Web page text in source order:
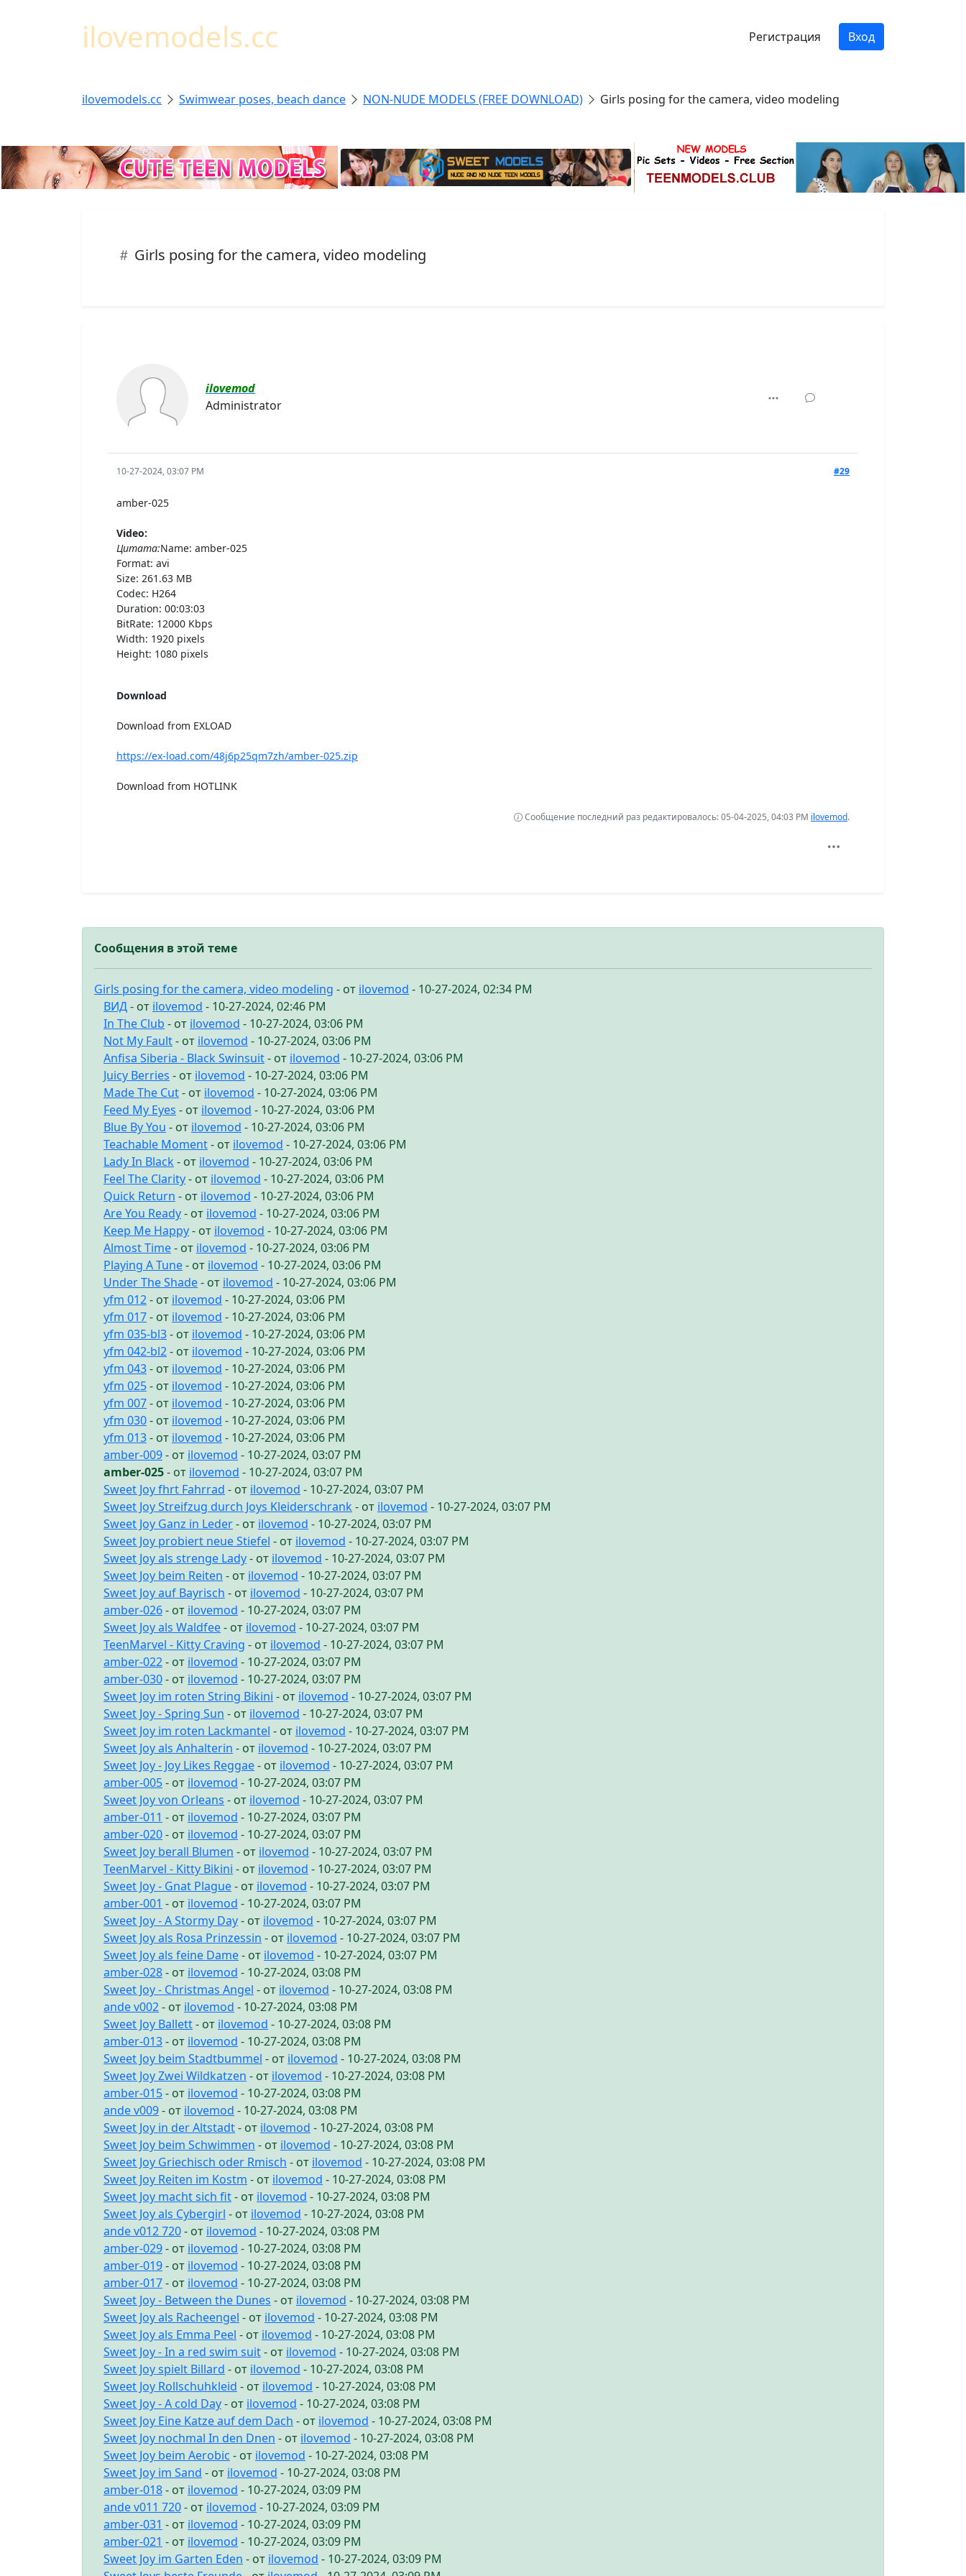
ilovemodels.cc Регистрация Вход
ilovemodels.cc Swimwear poses, beach dance NON-NUDE MODELS (FREE DOWNLOAD) Girls posing for the camera, video modeling
Girls posing for the camera, video modeling
ilovemod
Administrator
10-27-2024, 03:07 PM #29
amber-025
Video:
Цитата:Name: amber-025
Format: avi
Size: 261.63 MB
Codec: H264
Duration: 00:03:03
BitRate: 12000 Kbps
Width: 1920 pixels
Height: 1080 pixels
Download
Download from EXLOAD
https://ex-load.com/48j6p25qm7zh/amber-025.zip
Download from HOTLINK
Сообщение последний раз редактировалось: 05-04-2025, 04:03 PM ilovemod.
Сообщения в этой теме
Girls posing for the camera, video modeling - от ilovemod - 10-27-2024, 02:34 PM
ВИД- от ilovemod - 10-27-2024, 02:46 PM
In The Club - от ilovemod - 10-27-2024, 03:06 PM
Not My Fault- от ilovemod - 10-27-2024, 03:06 PM
Anfisa Siberia - Black Swinsuit- от ilovemod - 10-27-2024, 03:06 PM
Juicy Berries - от ilovemod - 10-27-2024, 03:06 PM
Made The Cut- от ilovemod - 10-27-2024, 03:06 PM
Feed My Eyes - от ilovemod - 10-27-2024, 03:06 PM
Blue By You - от ilovemod - 10-27-2024, 03:06 PM
Teachable Moment- от ilovemod - 10-27-2024, 03:06 PM
Lady In Black - от ilovemod - 10-27-2024, 03:06 PM
Feel The Clarity- от ilovemod - 10-27-2024, 03:06 PM
Quick Return - от ilovemod - 10-27-2024, 03:06 PM
Are You Ready- от ilovemod - 10-27-2024, 03:06 PM
Keep Me Happy- от ilovemod - 10-27-2024, 03:06 PM
Almost Time- от ilovemod - 10-27-2024, 03:06 PM
Playing A Tune- от ilovemod - 10-27-2024, 03:06 PM
Under The Shade- от ilovemod - 10-27-2024, 03:06 PM
yfm 012- от ilovemod - 10-27-2024, 03:06 PM
yfm 017- от ilovemod - 10-27-2024, 03:06 PM
yfm 035-bl3- от ilovemod - 10-27-2024, 03:06 PM
yfm 042-bl2- от ilovemod - 10-27-2024, 03:06 PM
yfm 043- от ilovemod - 10-27-2024, 03:06 PM
yfm 025- от ilovemod - 10-27-2024, 03:06 PM
yfm 007- от ilovemod - 10-27-2024, 03:06 PM
yfm 030- от ilovemod - 10-27-2024, 03:06 PM
yfm 013- от ilovemod - 10-27-2024, 03:06 PM
amber-009- от ilovemod - 10-27-2024, 03:07 PM
amber-025- от ilovemod - 10-27-2024, 03:07 PM
Sweet Joy fhrt Fahrrad - от ilovemod - 10-27-2024, 03:07 PM
Sweet Joy Streifzug durch Joys Kleiderschrank - от ilovemod - 10-27-2024, 03:07 PM
Sweet Joy Ganz in Leder- от ilovemod - 10-27-2024, 03:07 PM
Sweet Joy probiert neue Stiefel - от ilovemod - 10-27-2024, 03:07 PM
Sweet Joy als strenge Lady- от ilovemod - 10-27-2024, 03:07 PM
Sweet Joy beim Reiten - от ilovemod - 10-27-2024, 03:07 PM
Sweet Joy auf Bayrisch - от ilovemod - 10-27-2024, 03:07 PM
amber-026- от ilovemod - 10-27-2024, 03:07 PM
Sweet Joy als Waldfee- от ilovemod - 10-27-2024, 03:07 PM
TeenMarvel - Kitty Craving - от ilovemod - 10-27-2024, 03:07 PM
amber-022- от ilovemod - 10-27-2024, 03:07 PM
amber-030- от ilovemod - 10-27-2024, 03:07 PM
Sweet Joy im roten String Bikini - от ilovemod - 10-27-2024, 03:07 PM
Sweet Joy - Spring Sun - от ilovemod - 10-27-2024, 03:07 PM
Sweet Joy im roten Lackmantel - от ilovemod - 10-27-2024, 03:07 PM
Sweet Joy als Anhalterin - от ilovemod - 10-27-2024, 03:07 PM
Sweet Joy - Joy Likes Reggae- от ilovemod - 10-27-2024, 03:07 PM
amber-005- от ilovemod - 10-27-2024, 03:07 PM
Sweet Joy von Orleans - от ilovemod - 10-27-2024, 03:07 PM
amber-011 - от ilovemod - 10-27-2024, 03:07 PM
amber-020- от ilovemod - 10-27-2024, 03:07 PM
Sweet Joy berall Blumen - от ilovemod - 10-27-2024, 03:07 PM
TeenMarvel - Kitty Bikini - от ilovemod - 10-27-2024, 03:07 PM
Sweet Joy - Gnat Plague- от ilovemod - 10-27-2024, 03:07 PM
amber-001 - от ilovemod - 10-27-2024, 03:07 PM
Sweet Joy - A Stormy Day- от ilovemod - 10-27-2024, 03:07 PM
Sweet Joy als Rosa Prinzessin - от ilovemod - 10-27-2024, 03:07 PM
Sweet Joy als feine Dame- от ilovemod - 10-27-2024, 03:07 PM
amber-028- от ilovemod - 10-27-2024, 03:08 PM
Sweet Joy - Christmas Angel - от ilovemod - 10-27-2024, 03:08 PM
ande v002- от ilovemod - 10-27-2024, 03:08 PM
Sweet Joy Ballett- от ilovemod - 10-27-2024, 03:08 PM
amber-013- от ilovemod - 10-27-2024, 03:08 PM
Sweet Joy beim Stadtbummel - от ilovemod - 10-27-2024, 03:08 PM
Sweet Joy Zwei Wildkatzen - от ilovemod - 10-27-2024, 03:08 PM
amber-015- от ilovemod - 10-27-2024, 03:08 PM
ande v009- от ilovemod - 10-27-2024, 03:08 PM
Sweet Joy in der Altstadt- от ilovemod - 10-27-2024, 03:08 PM
Sweet Joy beim Schwimmen - от ilovemod - 10-27-2024, 03:08 PM
Sweet Joy Griechisch oder Rmisch - от ilovemod - 10-27-2024, 03:08 PM
Sweet Joy Reiten im Kostm - от ilovemod - 10-27-2024, 03:08 PM
Sweet Joy macht sich fit- от ilovemod - 10-27-2024, 03:08 PM
Sweet Joy als Cybergirl - от ilovemod - 10-27-2024, 03:08 PM
ande v012 720- от ilovemod - 10-27-2024, 03:08 PM
amber-029- от ilovemod - 10-27-2024, 03:08 PM
amber-019- от ilovemod - 10-27-2024, 03:08 PM
amber-017- от ilovemod - 10-27-2024, 03:08 PM
Sweet Joy - Between the Dunes - от ilovemod - 10-27-2024, 03:08 PM
Sweet Joy als Racheengel - от ilovemod - 10-27-2024, 03:08 PM
Sweet Joy als Emma Peel - от ilovemod - 10-27-2024, 03:08 PM
Sweet Joy - In a red swim suit- от ilovemod - 10-27-2024, 03:08 PM
Sweet Joy spielt Billard - от ilovemod - 10-27-2024, 03:08 PM
Sweet Joy Rollschuhkleid - от ilovemod - 10-27-2024, 03:08 PM
Sweet Joy - A cold Day- от ilovemod - 10-27-2024, 03:08 PM
Sweet Joy Eine Katze auf dem Dach - от ilovemod - 10-27-2024, 03:08 PM
Sweet Joy nochmal In den Dnen - от ilovemod - 10-27-2024, 03:08 PM
Sweet Joy beim Aerobic - от ilovemod - 10-27-2024, 03:08 PM
Sweet Joy im Sand - от ilovemod - 10-27-2024, 03:08 PM
amber-018- от ilovemod - 10-27-2024, 03:09 PM
ande v011 720- от ilovemod - 10-27-2024, 03:09 PM
amber-031 - от ilovemod - 10-27-2024, 03:09 PM
amber-021 - от ilovemod - 10-27-2024, 03:09 PM
Sweet Joy im Garten Eden - от ilovemod - 10-27-2024, 03:09 PM